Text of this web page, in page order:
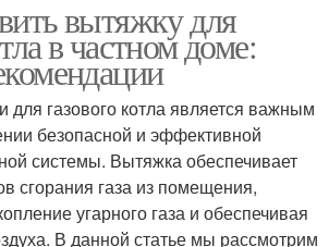
вытяжку для
в частном доме:
для газового котла является важным
безопасной и эффективной
системы. Вытяжка обеспечивает
сгорания газа из помещения,
угарного газа и обеспечивая
В данной статье мы рассмотрим